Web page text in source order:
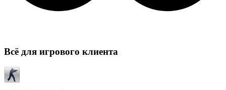
Всё для игрового клиента